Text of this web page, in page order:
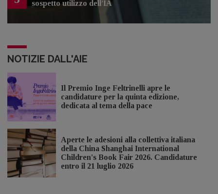
sospetto utilizzo dell’IA
NOTIZIE DALL'AIE
Il Premio Inge Feltrinelli apre le
candidature per la quinta edizione,
dedicata al tema della pace
Aperte le adesioni alla collettiva italiana
della China Shanghai International
Children's Book Fair 2026. Candidature
entro il 21 luglio 2026